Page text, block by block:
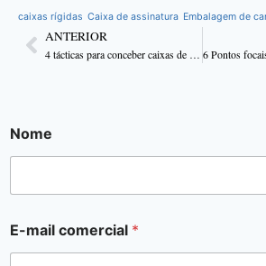
caixas rígidas Caixa de assinatura Embalagem de
ANTERIOR
4 tácticas para conceber caixas de cannabis personalizadas que prendam a atenção
Nome
E-mail comercial *